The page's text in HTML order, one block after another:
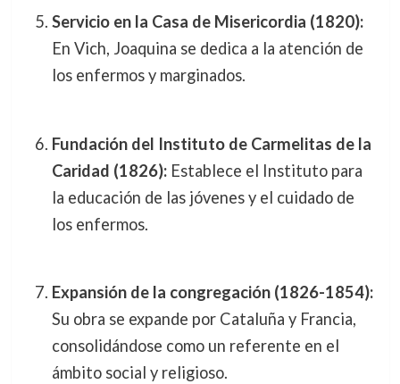
Servicio en la Casa de Misericordia (1820):
En Vich, Joaquina se dedica a la atención de
los enfermos y marginados.
Fundación del Instituto de Carmelitas de la
Caridad (1826):Establece el Instituto para
la educación de las jóvenes y el cuidado de
los enfermos.
Expansión de la congregación (1826-1854):
Su obra se expande por Cataluña y Francia,
consolidándose como un referente en el
ámbito social y religioso.